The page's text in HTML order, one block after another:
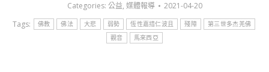
Categories: 公益, 媒體報導
2021-04-20
Tags:
佛教 佛法 大悲 弱勢 恆性嘉措仁波且 殘障 第三世多杰羌佛
觀音 馬來西亞